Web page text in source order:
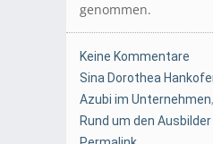
genommen.
Keine Kommentare
Sina Dorothea
Azubi im Unternehmen,
Rund um den Ausbilder